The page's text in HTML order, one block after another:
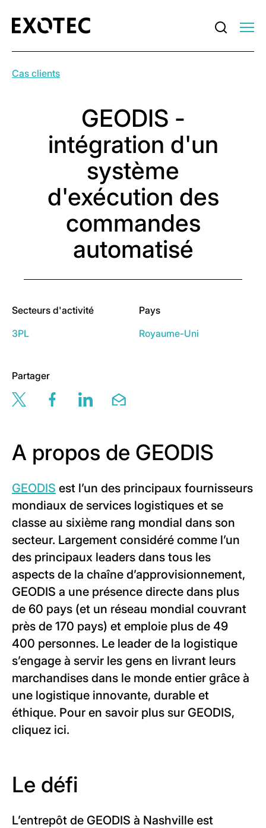
Cas clients
GEODIS -
intégration d'un
système
d'exécution des
commandes
automatisé
Secteurs d'activité
3PL
Pays
Royaume-Uni
Partager
Share this page via twitter
Share this page via facebook
Share this page via linkedin
Share this page via email
A propos de GEODIS
GEODIS est l’un des principaux fournisseurs
mondiaux de services logistiques et se
classe au sixième rang mondial dans son
secteur. Largement considéré comme l’un
des principaux leaders dans tous les
aspects de la chaîne d’approvisionnement,
GEODIS a une présence directe dans plus
de 60 pays (et un réseau mondial couvrant
près de 170 pays) et emploie plus de 49
400 personnes. Le leader de la logistique
s’engage à servir les gens en livrant leurs
marchandises dans le monde entier grâce à
une logistique innovante, durable et
éthique. Pour en savoir plus sur GEODIS,
cliquez ici.
Le défi
L’entrepôt de GEODIS à Nashville est